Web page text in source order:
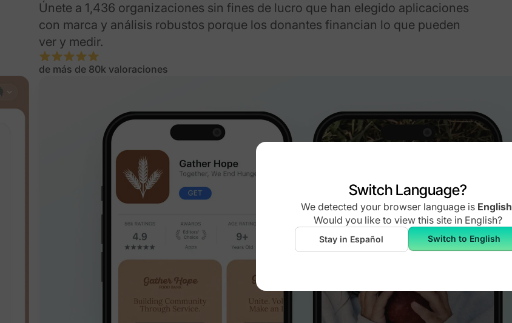
Únete a 1,436 organizaciones sin fines de lucro que han elegido aplicaciones
con marca y análisis robustos porque los donantes financian lo que pueden
ver y medir.
de más de 80k valoraciones
Switch Language?
We detected your browser language is English
Would you like to view this site in English?
Stay in Español Switch to English